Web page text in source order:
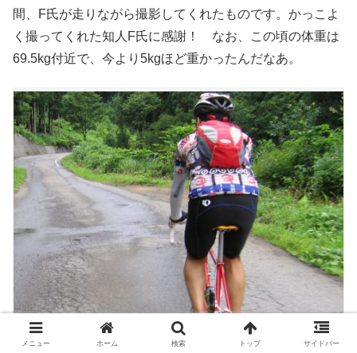
間、F氏が走りながら撮影してくれたものです。かっこよ
く撮ってくれた知人F氏に感謝！ なお、この頃の体重は
69.5kg付近で、今より5kgほど重かったんだなあ。
メニュー ホーム 検索 トップ サイドバー